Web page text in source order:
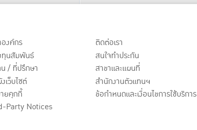
งค์กร
ทุนสัมพันธ์
/ ที่ปรึกษา
เว็บไซต์
ยคุกกี้
Party Notices
ติดต่อเรา
สนใจทำประกัน
สาขาและแผนที่
สำนักงานตัวแทนฯ
ข้อกำหนดและเงื่อนไขการใช้บริการ